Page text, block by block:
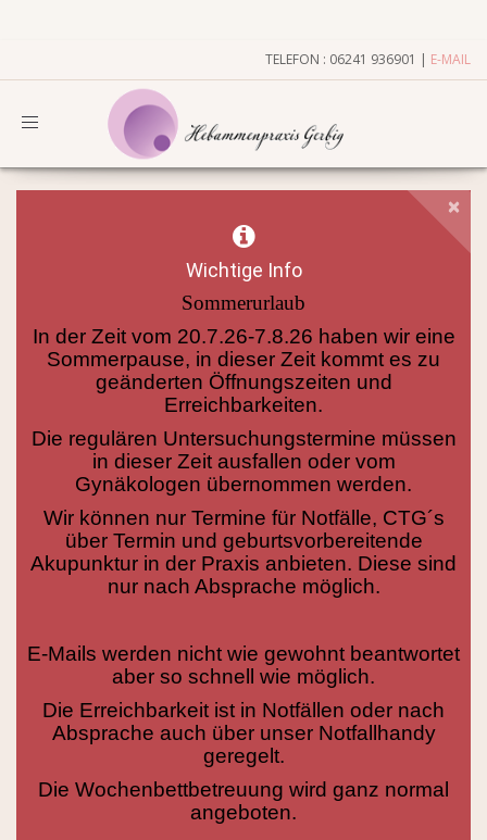
TELEFON : 06241 936901 | E-MAIL
Toggle
×
Wichtige Info
Sommerurlaub
In der Zeit vom 20.7.26-7.8.26 haben wir eine
Sommerpause, in dieser Zeit kommt es zu
geänderten Öffnungszeiten und
Erreichbarkeiten.
Die regulären Untersuchungstermine müssen
in dieser Zeit ausfallen oder vom
Gynäkologen übernommen werden.
Wir können nur Termine für Notfälle, CTG´s
über Termin und geburtsvorbereitende
Akupunktur in der Praxis anbieten. Diese sind
nur nach Absprache möglich.
E-Mails werden nicht wie gewohnt beantwortet
aber so schnell wie möglich.
Die Erreichbarkeit ist in Notfällen oder nach
Absprache auch über unser Notfallhandy
geregelt.
Die Wochenbettbetreuung wird ganz normal
angeboten.